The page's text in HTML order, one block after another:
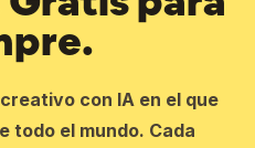
con IA en el que
todo el mundo. Cada